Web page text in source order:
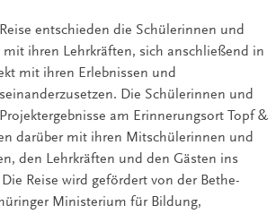
entschieden die Schülerinnen und
ihren Lehrkräften, sich anschließend in
mit ihren Erlebnissen und
Die Schülerinnen und
am Erinnerungsort Topf &
darüber mit ihren Mitschülerinnen und
den Lehrkräften und den Gästen ins
Reise wird gefördert von der Bethe-
Ministerium für Bildung,